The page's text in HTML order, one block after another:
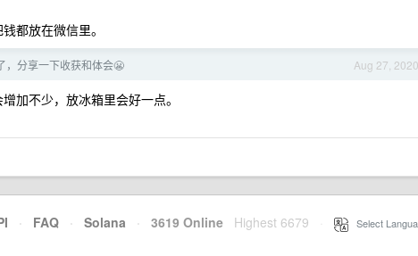
都放在微信里。
Aug 27, 2020
，分享一下收获和体会😬
加不少，放冰箱里会好一点。
· FAQ · Solana · 3619 Online Highest 6679 Select